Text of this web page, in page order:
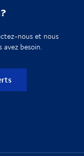
nous et nous
besoin.